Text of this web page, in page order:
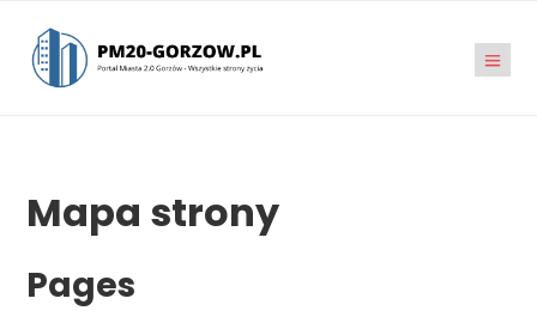
Mapa strony
Pages